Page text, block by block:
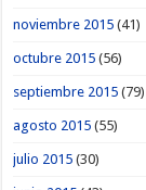
noviembre 2015 (41)
octubre 2015 (56)
septiembre 2015 (79)
agosto 2015 (55)
julio 2015 (30)